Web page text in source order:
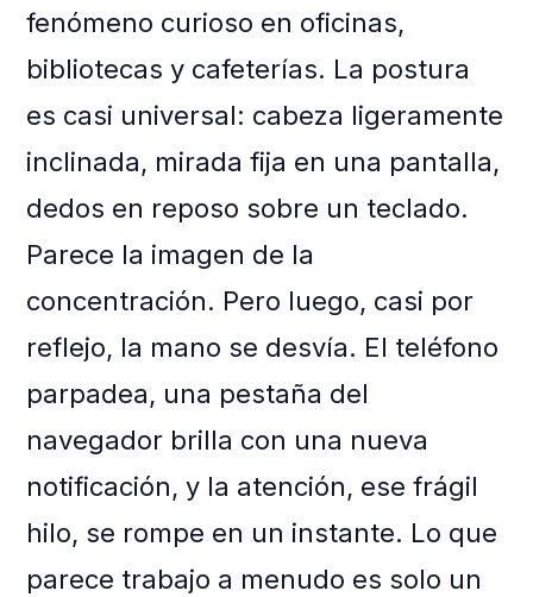
fenómeno curioso en oficinas,
bibliotecas y cafeterías. La postura
es casi universal: cabeza ligeramente
inclinada, mirada fija en una pantalla,
dedos en reposo sobre un teclado.
Parece la imagen de la
concentración. Pero luego, casi por
reflejo, la mano se desvía. El teléfono
parpadea, una pestaña del
navegador brilla con una nueva
notificación, y la atención, ese frágil
hilo, se rompe en un instante. Lo que
parece trabajo a menudo es solo un